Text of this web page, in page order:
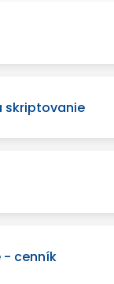
skriptovanie
- cenník